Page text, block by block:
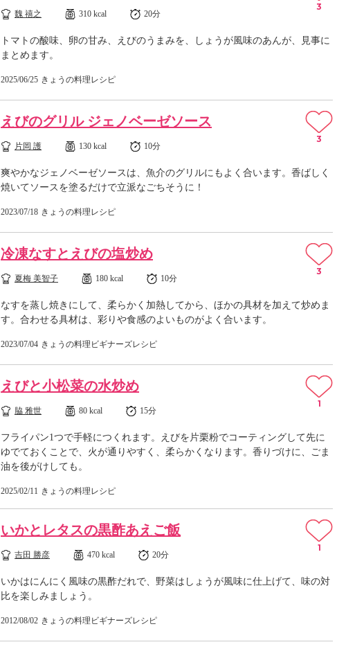
魏 禧之 310 kcal 20分
トマトの酸味、卵の甘み、えびのうまみを、しょうが風味のあんが、見事に
まとめます。
2025/06/25 きょうの料理レシピ
3
えびのグリル ジェノベーゼソース
片岡 護 130 kcal 10分
爽やかなジェノベーゼソースは、魚介のグリルにもよく合います。香ばしく
焼いてソースを塗るだけで立派なごちそうに！
2023/07/18 きょうの料理レシピ
3
冷凍なすとえびの塩炒め
夏梅 美智子 180 kcal 10分
なすを蒸し焼きにして、柔らかく加熱してから、ほかの具材を加えて炒めま
す。合わせる具材は、彩りや食感のよいものがよく合います。
2023/07/04 きょうの料理ビギナーズレシピ
3
えびと小松菜の水炒め
脇 雅世 80 kcal 15分
フライパン1つで手軽につくれます。えびを片栗粉でコーティングして先に
ゆでておくことで、火が通りやすく、柔らかくなります。香りづけに、ごま
油を後がけしても。
2025/02/11 きょうの料理レシピ
1
いかとレタスの黒酢あえご飯
吉田 勝彦 470 kcal 20分
いかはにんにく風味の黒酢だれで、野菜はしょうが風味に仕上げて、味の対
比を楽しみましょう。
2012/08/02 きょうの料理ビギナーズレシピ
1